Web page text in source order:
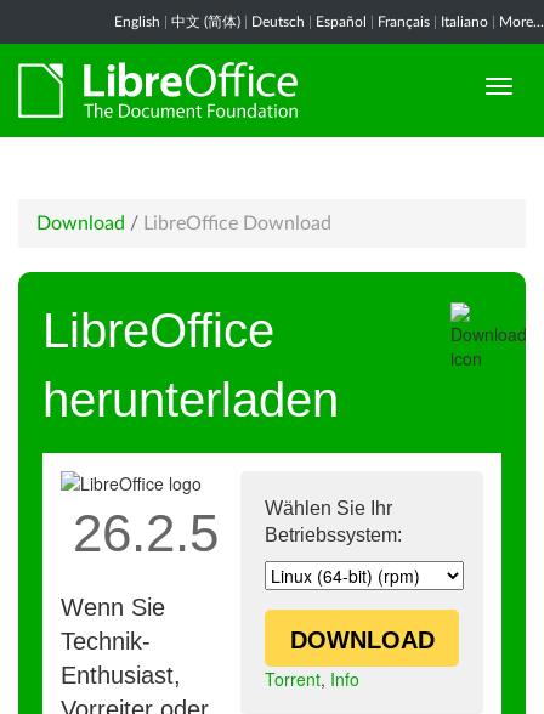
English 中文 (简体) Deutsch Español Français Italiano More...
Download / LibreOffice Download
LibreOffice
herunterladen
Wählen Sie Ihr
Betriebssystem:
DOWNLOAD
Torrent, Info
26.2.5
Wenn Sie
Technik-
Enthusiast,